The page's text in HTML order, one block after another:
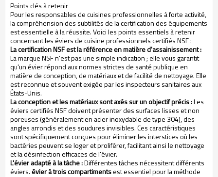
Points clés à retenir
Pour les responsables de cuisines professionnelles à forte activité,
la compréhension des subtilités de la certification des équipements
est essentielle à la réussite. Voici les points essentiels à retenir
concernant les éviers de cuisine professionnels certifiés NSF :
La certification NSF est la référence en matière d'assainissement :
La marque NSF n'est pas une simple indication ; elle vous garantit
qu'un évier répond aux normes strictes de santé publique en
matière de conception, de matériaux et de facilité de nettoyage. Elle
est reconnue et souvent exigée par les inspecteurs sanitaires aux
États-Unis.
La conception et les matériaux sont axés sur un objectif précis :Les
éviers certifiés NSF doivent présenter des surfaces lisses et non
poreuses (généralement en acier inoxydable de type 304), des
angles arrondis et des soudures invisibles. Ces caractéristiques
sont spécifiquement conçues pour éliminer les interstices où les
bactéries peuvent se loger et proliférer, facilitant ainsi le nettoyage
et la désinfection efficaces de l'évier.
L'évier adapté à la tâche :Différentes tâches nécessitent différents
éviers. évier à trois compartimentsest essentiel pour la méthode